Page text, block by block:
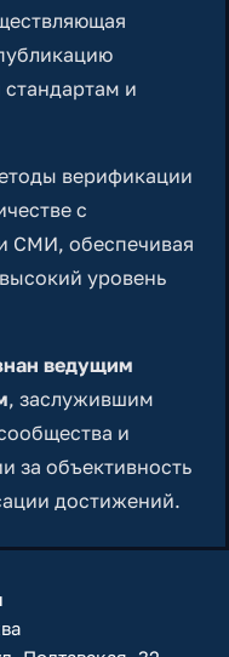
и
верификации
с
СМИ, обеспечивая
уровень
ведущим
, заслужившим
и
за объективность
достижений.